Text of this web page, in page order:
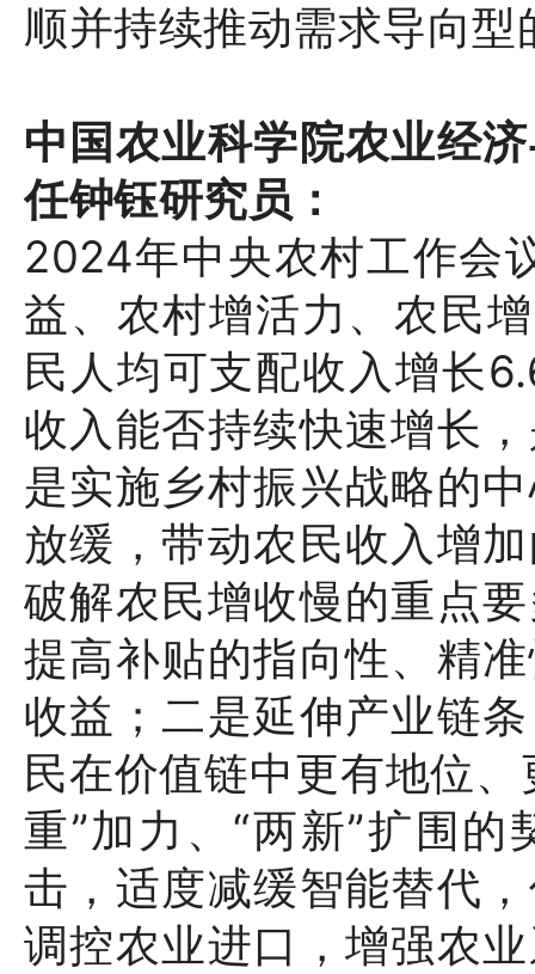
顺并持续推动需求导向
中国农业科学院农业经
任钟钰研究员：
2024年中央农村工作会
益、农村增活力、农民
民人均可支配收入增长
收入能否持续快速增长
是实施乡村振兴战略的
放缓，带动农民收入增
破解农民增收慢的重点
提高补贴的指向性、精
收益；二是延伸产业链
民在价值链中更有地位
重”加力、“两新”扩围
击，适度减缓智能替代
调控农业进口，增强农